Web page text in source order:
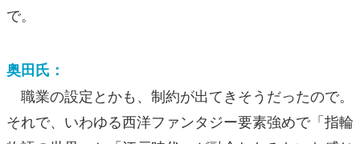
で。
奥田氏：
職業の設定とかも、制約が出てきそうだったので。
それで、いわゆる西洋ファンタジー要素強めで「指輪